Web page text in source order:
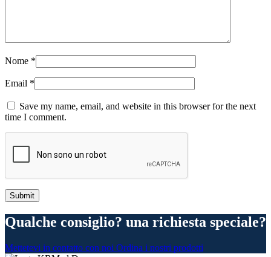
Nome *
Email *
Save my name, email, and website in this browser for the next
time I comment.
Qualche consiglio? una richiesta speciale?
Mettetevi in contatto con noi Ordina i nostri prodotti